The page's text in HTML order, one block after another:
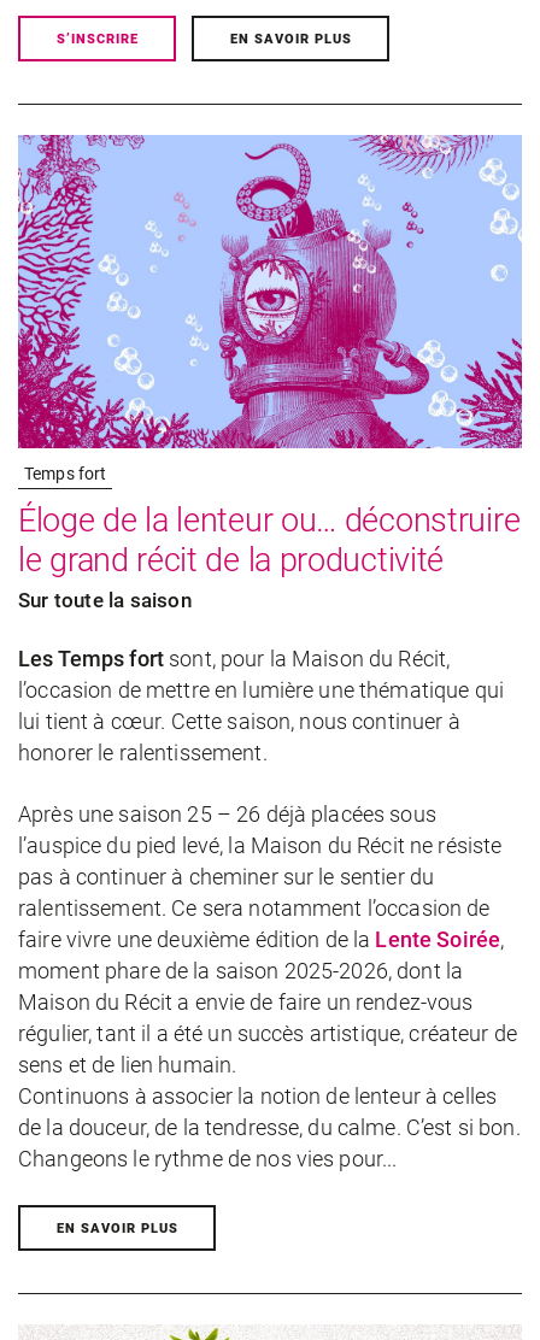
S’INSCRIRE EN SAVOIR PLUS
Temps fort
Éloge de la lenteur ou… déconstruire
le grand récit de la productivité
Sur toute la saison
Les Temps fortsont, pour la Maison du Récit,
l’occasion de mettre en lumière une thématique qui
lui tient à cœur. Cette saison, nous continuer à
honorer le ralentissement.
Après une saison 25 – 26 déjà placées sous
l’auspice du pied levé, la Maison du Récit ne résiste
pas à continuer à cheminer sur le sentier du
ralentissement. Ce sera notamment l’occasion de
faire vivre une deuxième édition de la Lente Soirée,
moment phare de la saison 2025-2026, dont la
Maison du Récit a envie de faire un rendez-vous
régulier, tant il a été un succès artistique, créateur de
sens et de lien humain.
Continuons à associer la notion de lenteur à celles
de la douceur, de la tendresse, du calme. C’est si bon.
Changeons le rythme de nos vies pour...
EN SAVOIR PLUS